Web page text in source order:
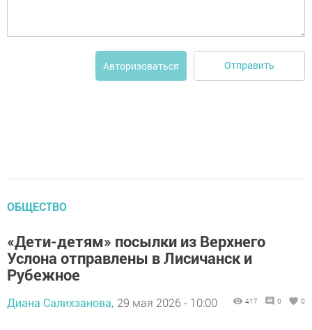
Авторизоваться Отправить
ОБЩЕСТВО
«Дети-детям» посылки из Верхнего
Услона отправлены в Лисичанск и
Рубежное
Диана Салихзанова, 29 мая 2026 - 10:00 417 0 0